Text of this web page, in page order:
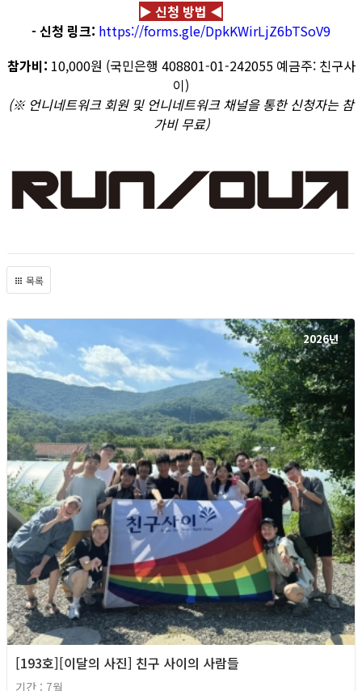
▶ 신청 방법 ◀
- 신청 링크: https://forms.gle/DpkKWirLjZ6bTSoV9
참가비: 10,000원 (국민은행 408801-01-242055 예금주: 친구사
이)
(※ 언니네트워크 회원 및 언니네트워크 채널을 통한 신청자는 참
가비 무료)
목록
2026년
[193호][이달의 사진] 친구 사이의 사람들
기간 : 7월